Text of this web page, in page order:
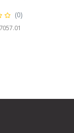
(0)